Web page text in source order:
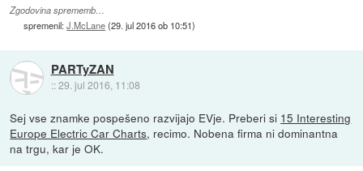
Zgodovina sprememb…
spremenil:J.McLane(29. jul 2016 ob 10:51)
PARTyZAN
::29. jul 2016, 11:08
Sej vse znamke pospešeno razvijajo EVje. Preberi si 15 Interesting
Europe Electric Car Charts, recimo. Nobena firma ni dominantna
na trgu, kar je OK.